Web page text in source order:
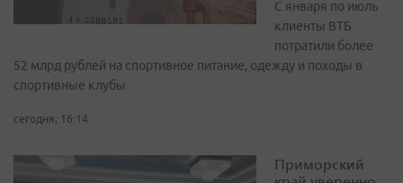
С января по июль
клиенты ВТБ
потратили более
52 млрд рублей на спортивное питание, одежду и походы в
спортивные клубы
сегодня, 16:14
Приморский